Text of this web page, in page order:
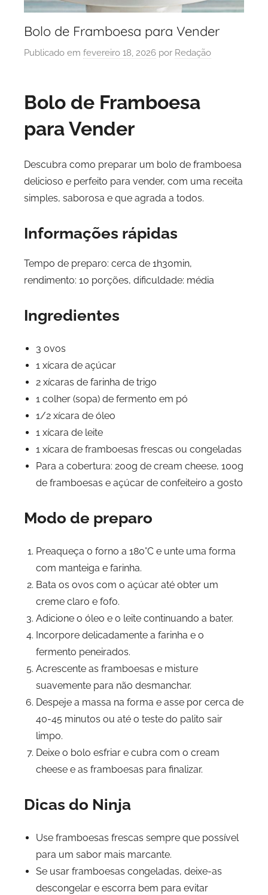
Bolo de Framboesa para Vender
Publicado em fevereiro 18, 2026 por Redação
Bolo de Framboesa
para Vender
Descubra como preparar um bolo de framboesa
delicioso e perfeito para vender, com uma receita
simples, saborosa e que agrada a todos.
Informações rápidas
Tempo de preparo: cerca de 1h30min,
rendimento: 10 porções, dificuldade: média
Ingredientes
3 ovos
1 xícara de açúcar
2 xícaras de farinha de trigo
1 colher (sopa) de fermento em pó
1/2 xícara de óleo
1 xícara de leite
1 xícara de framboesas frescas ou congeladas
Para a cobertura: 200g de cream cheese, 100g
de framboesas e açúcar de confeiteiro a gosto
Modo de preparo
Preaqueça o forno a 180°C e unte uma forma
com manteiga e farinha.
Bata os ovos com o açúcar até obter um
creme claro e fofo.
Adicione o óleo e o leite continuando a bater.
Incorpore delicadamente a farinha e o
fermento peneirados.
Acrescente as framboesas e misture
suavemente para não desmanchar.
Despeje a massa na forma e asse por cerca de
40-45 minutos ou até o teste do palito sair
limpo.
Deixe o bolo esfriar e cubra com o cream
cheese e as framboesas para finalizar.
Dicas do Ninja
Use framboesas frescas sempre que possível
para um sabor mais marcante.
Se usar framboesas congeladas, deixe-as
descongelar e escorra bem para evitar